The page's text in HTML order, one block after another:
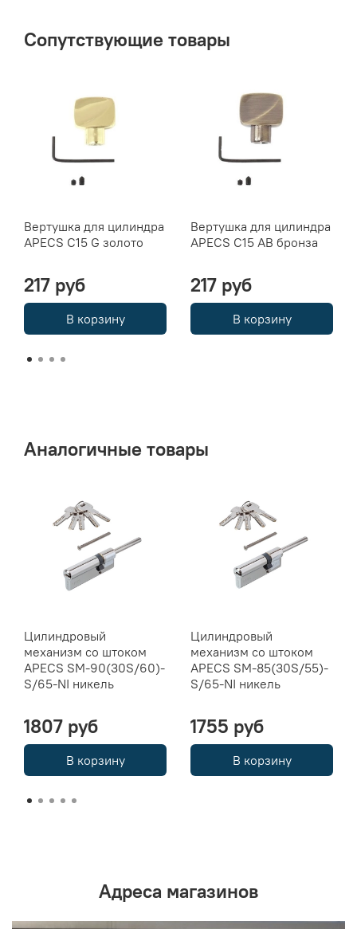
Сопутствующие товары
Вертушка для цилиндра
APECS C15 G золото
217 руб
В корзину
Вертушка для цилиндра
APECS C15 AB бронза
217 руб
В корзину
Аналогичные товары
Цилиндровый
механизм со штоком
APECS SM-90(30S/60)-
S/65-NI никель
1807 руб
В корзину
Цилиндровый
механизм со штоком
APECS SM-85(30S/55)-
S/65-NI никель
1755 руб
В корзину
Адреса магазинов